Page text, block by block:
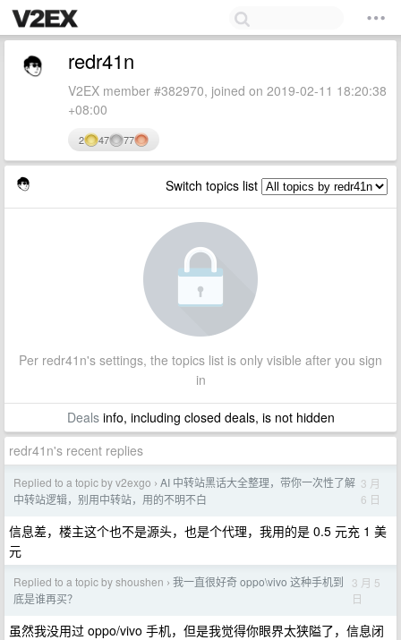
redr41n
V2EX member #382970, joined on 2019-02-11 18:20:38
+08:00
2 47 77
Switch topics list
Per redr41n's settings, the topics list is only visible after you sign
in
Dealsinfo, including closed deals, is not hidden
redr41n's recent replies
Replied to a topic by v2exgo › AI 中转站黑话大全整理，带你一次性了解
中转站逻辑，别用中转站，用的不明不白
3 月
6 日
信息差，楼主这个也不是源头，也是个代理，我用的是 0.5 元充 1 美
元
Replied to a topic by shoushen › 我一直很好奇 oppo\vivo 这种手机到
底是谁再买？
3 月 5
日
虽然我没用过 oppo/vivo 手机，但是我觉得你眼界太狭隘了，信息闭